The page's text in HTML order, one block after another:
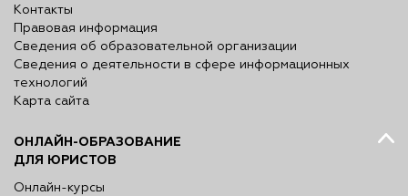
Контакты
Правовая информация
Сведения об образовательной организации
Сведения о деятельности в сфере информационных
технологий
Карта сайта
ОНЛАЙН-ОБРАЗОВАНИЕ
ДЛЯ ЮРИСТОВ
Онлайн-курсы